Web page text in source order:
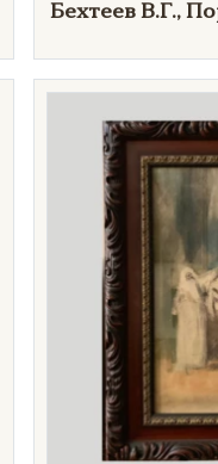
Бехтеев В.Г.,